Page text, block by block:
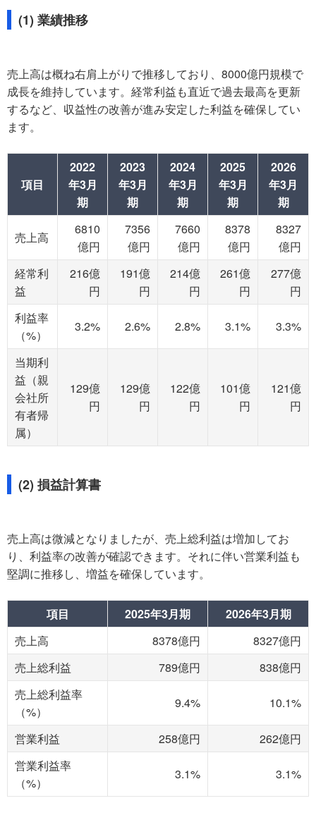
(1) 業績推移
売上高は概ね右肩上がりで推移しており、8000億円規模で
成長を維持しています。経常利益も直近で過去最高を更新
するなど、収益性の改善が進み安定した利益を確保してい
ます。
項目
2022
年3月
期
2023
年3月
期
2024
年3月
期
2025
年3月
期
2026
年3月
期
売上高
6810
億円
7356
億円
7660
億円
8378
億円
8327
億円
経常利
益
216億
円
191億
円
214億
円
261億
円
277億
円
利益率
（%）
3.2% 2.6% 2.8% 3.1% 3.3%
当期利
益（親
会社所
有者帰
属）
129億
円
129億
円
122億
円
101億
円
121億
円
(2) 損益計算書
売上高は微減となりましたが、売上総利益は増加してお
り、利益率の改善が確認できます。それに伴い営業利益も
堅調に推移し、増益を確保しています。
項目 2025年3月期
2026年3月期
売上高
8378億円
8327億円
売上総利益
789億円
838億円
売上総利益率
（%）
9.4% 10.1%
営業利益 258億円
262億円
営業利益率
（%）
3.1% 3.1%